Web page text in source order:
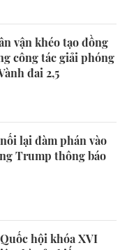
vận khéo tạo đồng
công tác giải phóng
đai 2,5
lại đàm phán vào
Trump thông báo
hội khóa XVI